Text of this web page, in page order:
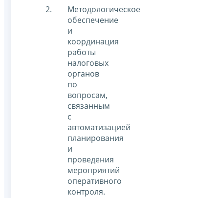
Методологическое
обеспечение
и
координация
работы
налоговых
органов
по
вопросам,
связанным
с
автоматизацией
планирования
и
проведения
мероприятий
оперативного
контроля.